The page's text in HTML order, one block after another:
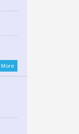
More